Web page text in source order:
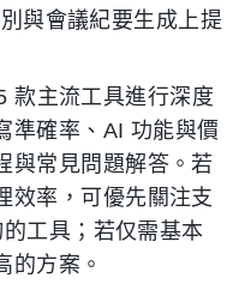
與會議紀要生成上提
款主流工具進行深度
準確率、AI 功能與價
與常見問題解答。若
效率，可優先關注支
工具；若仅需基本
的方案。